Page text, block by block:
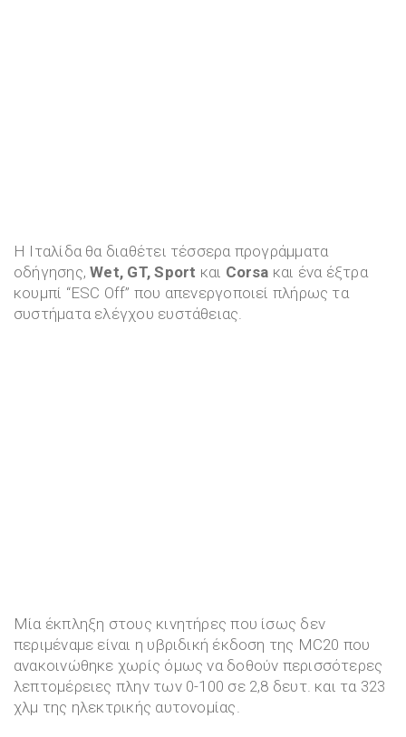
Η Ιταλίδα θα διαθέτει τέσσερα προγράμματα
οδήγησης,Wet, GT, Sport και Corsa και ένα έξτρα
κουμπί “ESC Off” που απενεργοποιεί πλήρως τα
συστήματα ελέγχου ευστάθειας.
Μία έκπληξη στους κινητήρες που ίσως δεν
περιμέναμε είναι η υβριδική έκδοση της MC20 που
ανακοινώθηκε χωρίς όμως να δοθούν περισσότερες
λεπτομέρειες πλην των 0-100 σε 2,8 δευτ. και τα 323
χλμ της ηλεκτρικής αυτονομίας.